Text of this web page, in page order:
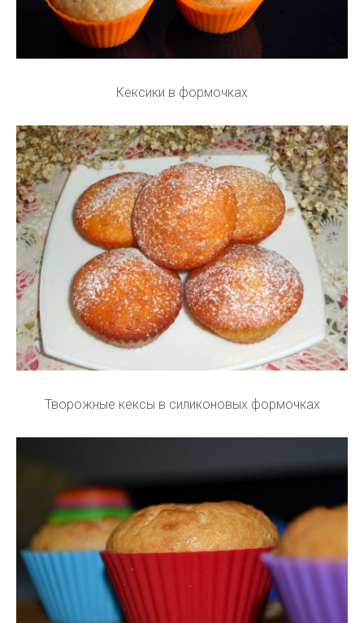
Кексики в формочках
Творожные кексы в силиконовых формочках